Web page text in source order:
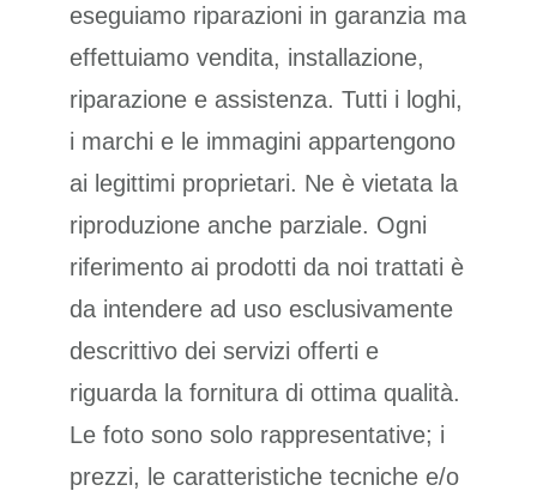
eseguiamo riparazioni in garanzia ma
effettuiamo vendita, installazione,
riparazione e assistenza. Tutti i loghi,
i marchi e le immagini appartengono
ai legittimi proprietari. Ne è vietata la
riproduzione anche parziale. Ogni
riferimento ai prodotti da noi trattati è
da intendere ad uso esclusivamente
descrittivo dei servizi offerti e
riguarda la fornitura di ottima qualità.
Le foto sono solo rappresentative; i
prezzi, le caratteristiche tecniche e/o